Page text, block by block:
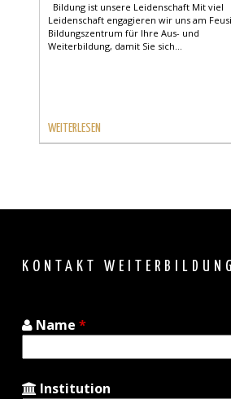
Bildung ist unsere Leidenschaft Mit viel
Leidenschaft engagieren wir uns am Feusi
Bildungszentrum für Ihre Aus- und
Weiterbildung, damit Sie sich...
WEITERLESEN
top
KONTAKT
Name *
Institution